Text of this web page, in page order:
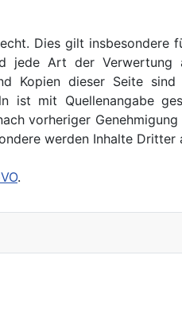
Dies gilt insbesondere
jede Art der Verwertung
Kopien dieser Seite
ist mit Quellenangabe
vorheriger
werden Inhalte Dritter
.